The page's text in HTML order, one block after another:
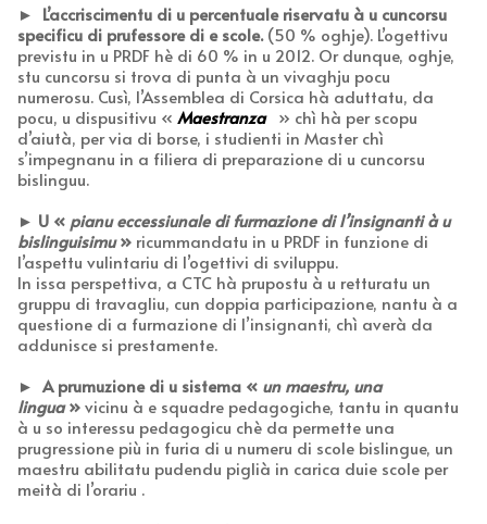
► L’accriscimentu di u percentuale riservatu à u cuncorsu
specificu di prufessore di e scole.(50 % oghje). L’ogettivu
previstu in u PRDF hè di 60 % in u 2012. Or dunque, oghje,
stu cuncorsu si trova di punta à un vivaghju pocu
numerosu. Cusì, l’Assemblea di Corsica hà aduttatu, da
pocu, u dispusitivu « Maestranza» chì hà per scopu
d’aiutà, per via di borse, i studienti in Master chì
s’impegnanu in a filiera di preparazione di u cuncorsu
bislinguu.
► U « pianu eccessiunale di furmazione di l’insignanti à u
bislinguisimu» ricummandatu in u PRDF in funzione di
l’aspettu vulintariu di l’ogettivi di sviluppu.
In issa perspettiva, a CTC hà prupostu à u retturatu un
gruppu di travagliu, cun doppia participazione, nantu à a
questione di a furmazione di l’insignanti, chì averà da
addunisce si prestamente.
► A prumuzione di u sistema « un maestru, una
lingua»vicinu à e squadre pedagogiche, tantu in quantu
à u so interessu pedagogicu chè da permette una
prugressione più in furia di u numeru di scole bislingue, un
maestru abilitatu pudendu piglià in carica duie scole per
meità di l’orariu .